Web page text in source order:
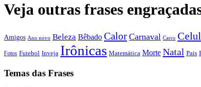
Veja outras frases
Amigos Ano novo Beleza Bêbado Calor Carnaval Carro
Fotos Futebol Inveja Irônicas Matemática Morte Natal Pais
Temas das Frases